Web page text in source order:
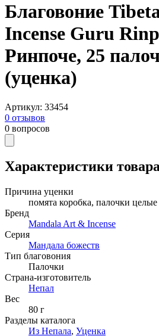
Благовоние
Incense Guru
Ринпоче, 25
(уценка)
Артикул: 33454
0 отзывов
0 вопросов
Характеристики товара
Причина уценки
помята коробка, палочки целые
Бренд
Mandala Art & Incense
Серия
Мандала божеств
Тип благовония
Палочки
Страна-изготовитель
Непал
Вес
80 г
Разделы каталога
Из Непала, Уценка